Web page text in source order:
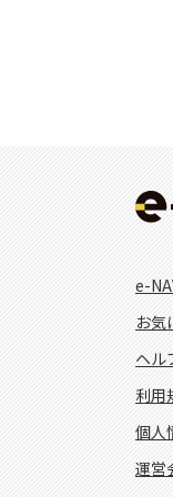
e-
お気
ヘル
利用
個人
運営